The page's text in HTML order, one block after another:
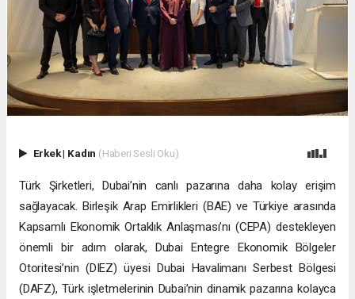
Erkek| Kadın (Haberi Sesli Oku)
Türk Şirketleri, Dubai’nin canlı pazarına daha kolay erişim
sağlayacak. Birleşik Arap Emirlikleri (BAE) ve Türkiye arasında
Kapsamlı Ekonomik Ortaklık Anlaşması’nı (CEPA) destekleyen
önemli bir adım olarak, Dubai Entegre Ekonomik Bölgeler
Otoritesi’nin (DIEZ) üyesi Dubai Havalimanı Serbest Bölgesi
(DAFZ), Türk işletmelerinin Dubai’nin dinamik pazarına kolayca